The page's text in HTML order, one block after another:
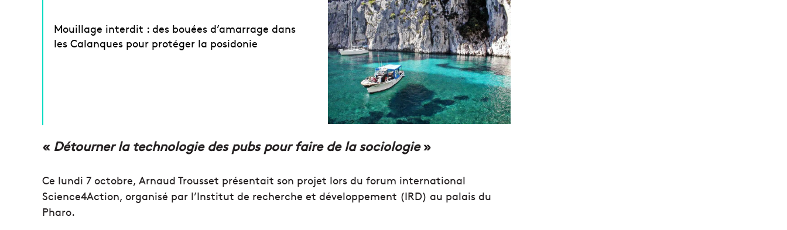
Mouillage interdit : des bouées d’amarrage dans
les Calanques pour protéger la posidonie
« Détourner la technologie des pubs pour faire de la sociologie»
Ce lundi 7 octobre, Arnaud Trousset présentait son projet lors du forum international
Science4Action, organisé par l’Institut de recherche et développement (IRD) au palais du
Pharo.